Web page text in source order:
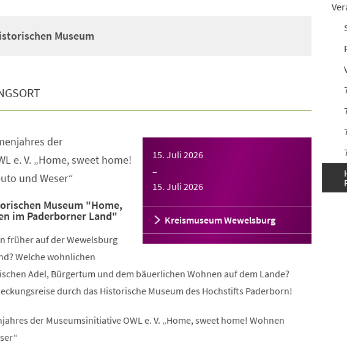
Museum
15. Juli 2026
–
15. Juli 2026
Kreismuseum Wewelsburg
der
e. V. „Home, sweet home!
und Weser“
Museum "Home,
im Paderborner Land"
früher auf der Wewelsburg
Welche wohnlichen
Adel, Bürgertum und dem bäuerlichen Wohnen auf dem Lande?
durch das Historische Museum des Hochstifts Paderborn!
der Museumsinitiative OWL e. V. „Home, sweet home! Wohnen